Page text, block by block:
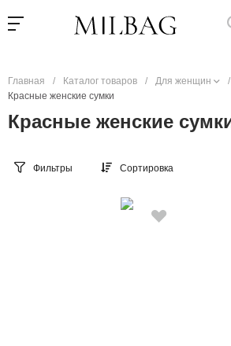
Главная / Каталог товаров / Для женщин /
Красные женские сумки
Красные женские
Фильтры Сортировка